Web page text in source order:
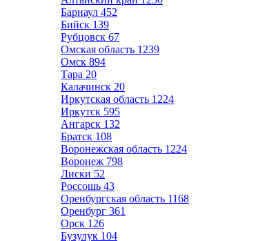
Барнаул 452
Бийск 139
Рубцовск 67
Омская область 1239
Омск 894
Тара 20
Калачинск 20
Иркутская область 1224
Иркутск 595
Ангарск 132
Братск 108
Воронежская область 1224
Воронеж 798
Лиски 52
Россошь 43
Оренбургская область 1168
Оренбург 361
Орск 126
Бузулук 104